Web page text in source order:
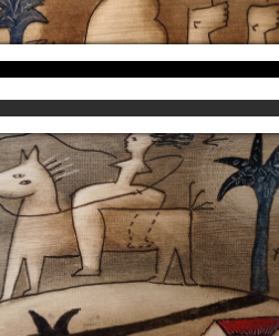
S/T
Víctor Pedra
350€